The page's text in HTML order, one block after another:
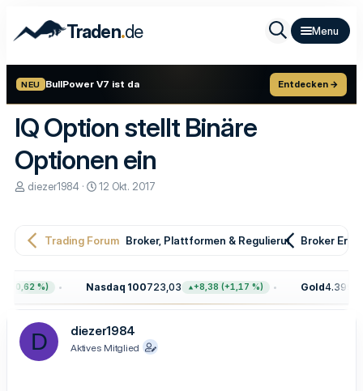
Traden.de
NEU BullPower V7 ist da Entdecken →
IQ Option stellt Binäre
Optionen ein
E
e
r
diezer1984
E
e
a
m
12 Okt. 2017
Trading Forum Broker, Plattformen & Regulierung Broker
%) Nasdaq 100723,03 +8,38 (+1,17 %) Gold4.399,70
D diezer1984
Aktives Mitglied